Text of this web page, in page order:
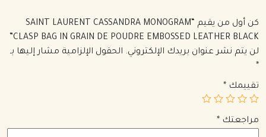
كن أول من يقيم “SAINT LAURENT CASSANDRA MONOGRAM
CLASP BAG IN GRAIN DE POUDRE EMBOSSED LEATHER BLACK”
لن يتم نشر عنوان بريدك الإلكتروني. الحقول الإلزامية مشار إليها بـ
*
تقييمك *
مراجعتك *